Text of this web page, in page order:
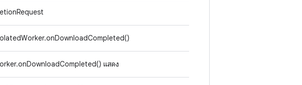
แสดง